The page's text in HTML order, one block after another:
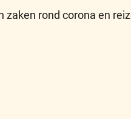
rond corona en